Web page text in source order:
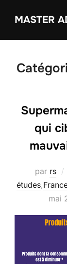
MASTER
qui
par rs
études,
mai